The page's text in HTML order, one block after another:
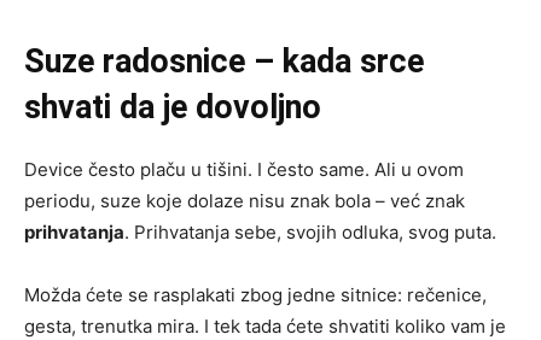
Suze radosnice – kada srce
shvati da je dovoljno
Device često plaču u tišini. I često same. Ali u ovom
periodu, suze koje dolaze nisu znak bola – već znak
prihvatanja. Prihvatanja sebe, svojih odluka, svog puta.
Možda ćete se rasplakati zbog jedne sitnice: rečenice,
gesta, trenutka mira. I tek tada ćete shvatiti koliko vam je